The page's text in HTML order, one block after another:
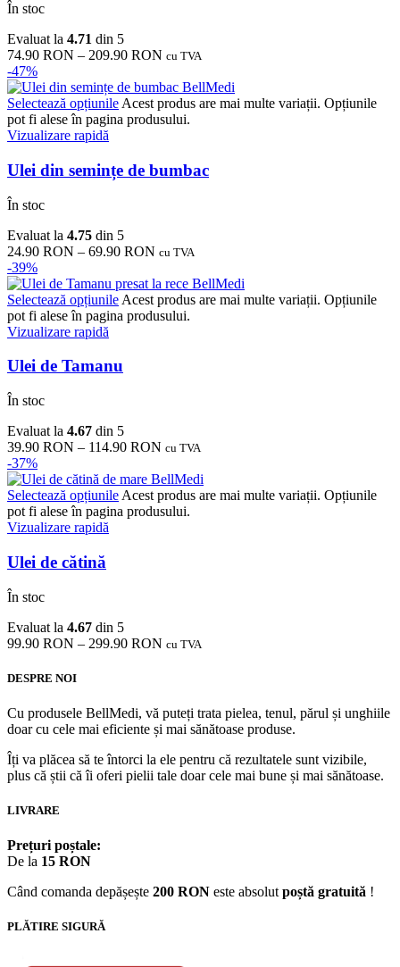
În stoc
Evaluat la 4.71 din 5
74.90 RON – 209.90 RON cu TVA
-47%
Selectează opțiunile Acest produs are mai multe variații. Opțiunile
pot fi alese în pagina produsului.
Vizualizare rapidă
Ulei din semințe de bumbac
În stoc
Evaluat la 4.75 din 5
24.90 RON – 69.90 RON cu TVA
-39%
Selectează opțiunile Acest produs are mai multe variații. Opțiunile
pot fi alese în pagina produsului.
Vizualizare rapidă
Ulei de Tamanu
În stoc
Evaluat la 4.67 din 5
39.90 RON – 114.90 RON cu TVA
-37%
Selectează opțiunile Acest produs are mai multe variații. Opțiunile
pot fi alese în pagina produsului.
Vizualizare rapidă
Ulei de cătină
În stoc
Evaluat la 4.67 din 5
99.90 RON – 299.90 RON cu TVA
DESPRE NOI
Cu produsele BellMedi, vă puteți trata pielea, tenul, părul și unghiile
doar cu cele mai eficiente și mai sănătoase produse.
Îți va plăcea să te întorci la ele pentru că rezultatele sunt vizibile,
plus că știi că îi oferi pielii tale doar cele mai bune și mai sănătoase.
LIVRARE
Prețuri poștale:
De la 15 RON
Când comanda depășește 200 RON este absolut poștă gratuită !
PLĂTIRE SIGURĂ